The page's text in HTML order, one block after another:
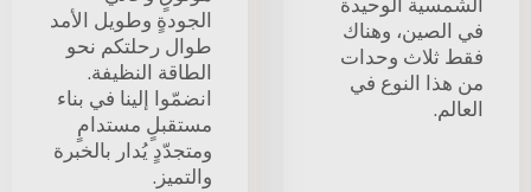
في الصين، وهناك
فقط ثلاث وحدات
من هذا النوع في
العالم.
الجودةٍ وطويل الأمد
طوال رحلتكم نحو
الطاقة النظيفة.
انضمّوا إلينا في بناء
مستقبلٍ مستدامٍ
ومتجدّدٍ يُدار بالخبرة
والتميز.